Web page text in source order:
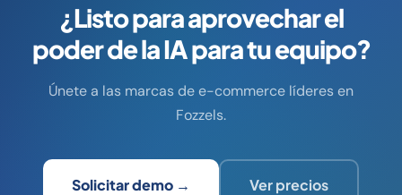
¿Listo para aprovechar el
poder de la IA para tu equipo?
Únete a las marcas de e-commerce líderes en
Fozzels.
Solicitar demo → Ver precios